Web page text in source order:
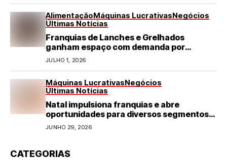
AlimentaçãoMáquinas LucrativasNegócios
Últimas Notícias
Franquias de Lanches e Grelhados
ganham espaço com demanda por
refeições rápidas e de qualidade
JULHO 1, 2026
Máquinas LucrativasNegócios
Últimas Notícias
Natal impulsiona franquias e abre
oportunidades para diversos segmentos
do varejo
JUNHO 29, 2026
CATEGORIAS